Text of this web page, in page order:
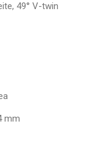
49° V-twin
mm